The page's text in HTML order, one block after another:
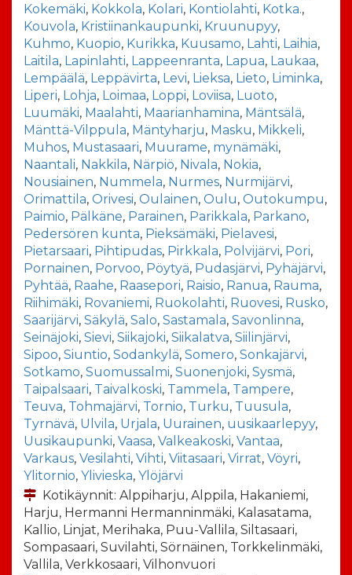
Kokemäki, Kokkola, Kolari, Kontiolahti, Kotka.,
Kouvola, Kristiinankaupunki, Kruunupyy,
Kuhmo, Kuopio, Kurikka, Kuusamo, Lahti, Laihia,
Laitila, Lapinlahti, Lappeenranta, Lapua, Laukaa,
Lempäälä, Leppävirta, Levi, Lieksa, Lieto, Liminka,
Liperi, Lohja, Loimaa, Loppi, Loviisa, Luoto,
Luumäki, Maalahti, Maarianhamina, Mäntsälä,
Mänttä-Vilppula, Mäntyharju, Masku, Mikkeli,
Muhos, Mustasaari, Muurame, mynämäki,
Naantali, Nakkila, Närpiö, Nivala, Nokia,
Nousiainen, Nummela, Nurmes, Nurmijärvi,
Orimattila, Orivesi, Oulainen, Oulu, Outokumpu,
Paimio, Pälkäne, Parainen, Parikkala, Parkano,
Pedersören kunta, Pieksämäki, Pielavesi,
Pietarsaari, Pihtipudas, Pirkkala, Polvijärvi, Pori,
Pornainen, Porvoo, Pöytyä, Pudasjärvi, Pyhäjärvi,
Pyhtää, Raahe, Raasepori, Raisio, Ranua, Rauma,
Riihimäki, Rovaniemi, Ruokolahti, Ruovesi, Rusko,
Saarijärvi, Säkylä, Salo, Sastamala, Savonlinna,
Seinäjoki, Sievi, Siikajoki, Siikalatva, Siilinjärvi,
Sipoo, Siuntio, Sodankylä, Somero, Sonkajärvi,
Sotkamo, Suomussalmi, Suonenjoki, Sysmä,
Taipalsaari, Taivalkoski, Tammela, Tampere,
Teuva, Tohmajärvi, Tornio, Turku, Tuusula,
Tyrnävä, Ulvila, Urjala, Uurainen, uusikaarlepyy,
Uusikaupunki, Vaasa, Valkeakoski, Vantaa,
Varkaus, Vesilahti, Vihti, Viitasaari, Virrat, Vöyri,
Ylitornio, Ylivieska, Ylöjärvi
Kotikäynnit: Alppiharju, Alppila, Hakaniemi,
Harju, Hermanni Hermanninmäki, Kalasatama,
Kallio, Linjat, Merihaka, Puu-Vallila, Siltasaari,
Sompasaari, Suvilahti, Sörnäinen, Torkkelinmäki,
Vallila, Verkkosaari, Vilhonvuori